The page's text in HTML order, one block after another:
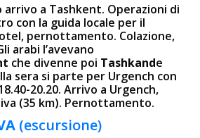
a Tashkent. Operazioni di
con la guida locale per il
pernottamento. Colazione,
arabi l’avevano
che divenne poi Tashkande
sera si parte per Urgench con
20.20. Arrivo a Urgench,
(35 km). Pernottamento.
(escursione)